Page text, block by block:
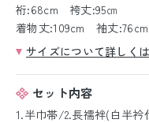
裄:68cm 袴丈:95㎝
着物丈:109cm 袖丈:76cm
サイズについて詳しく
セット内容
1.半巾帯/2.長襦袢(白半